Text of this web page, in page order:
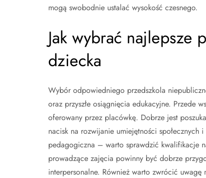
mogą swobodnie ustalać wysokość czesnego.
Jak wybrać najlepsze
dziecka
Wybór odpowiedniego przedszkola
oraz przyszłe osiągnięcia edukacyjne. Przede
oferowany przez placówkę. Dobrze jest
nacisk na rozwijanie umiejętności
pedagogiczna – warto sprawdzić kwalifikacje
prowadzące zajęcia powinny być dobrze
interpersonalne. Również warto zwrócić